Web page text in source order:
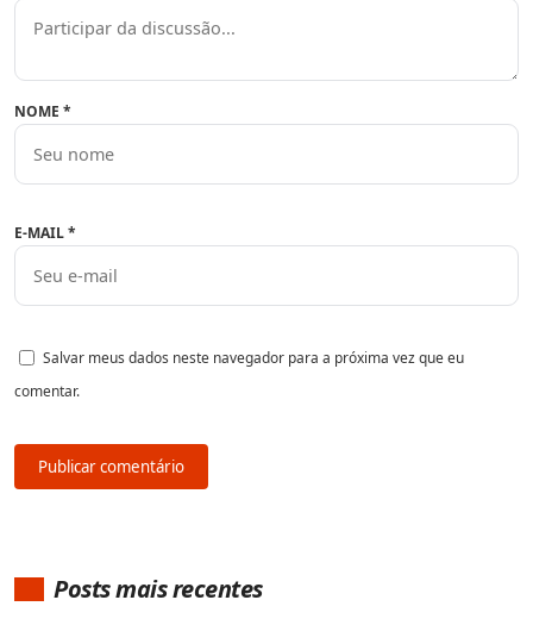
NOME *
E-MAIL*
Salvar meus dados neste navegador para a próxima vez que eu
comentar.
Posts mais recentes